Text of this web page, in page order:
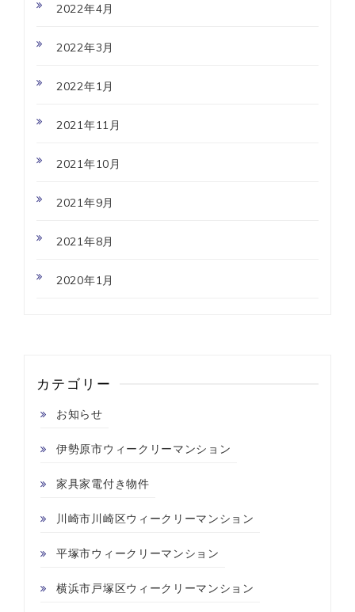
2022年4月
2022年3月
2022年1月
2021年11月
2021年10月
2021年9月
2021年8月
2020年1月
カテゴリー
お知らせ
伊勢原市ウィークリーマンション
家具家電付き物件
川崎市川崎区ウィークリーマンション
平塚市ウィークリーマンション
横浜市戸塚区ウィークリーマンション